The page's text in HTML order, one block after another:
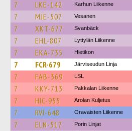
7 LKE-142 Karhun Liikenne
7 MJE-507 Vesanen
7 XKT-677 Svanbäck
7 EHL-807 Lyttylän Liikenne
7 EKA-735 Hietikon
7 FCR-679 Järviseudun Linja
7 FAB-369 LSL
7 KKY-713 Pakkalan Liikenne
7 HIC-955 Arolan Kuljetus
7 RVI-648 Oravaisten Liikenne
7 ELN-517 Porin Linjat